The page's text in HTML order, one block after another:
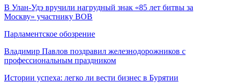
В Улан-Удэ вручили нагрудный знак «85 лет битвы за
Москву» участнику ВОВ
Парламентское обозрение
Владимир Павлов поздравил железнодорожников с
профессиональным праздником
Истории успеха: легко ли вести бизнес в Бурятии